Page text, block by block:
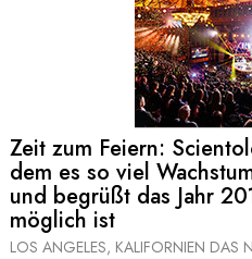
Zeit zum Feiern:
dem es so viel
und begrüßt das Jahr
möglich ist
LOS ANGELES, KALIFORNIEN DAS